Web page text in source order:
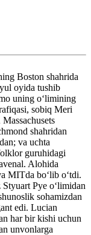
Boston shahrida
oyida tushib
uning oʻlimining
sobiq Meri
shahridan
va uchta
guruhidagi
Alohida
MITda boʻlib oʻtdi.
Pye oʻlimidan
sohamizdan
edi. Lucian
har bir kishi uchun
unvonlarga